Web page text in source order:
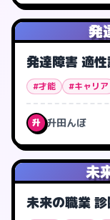
発
発達障害 適
#才能 #キャリア
升 升田んぼ
未
未来の職業